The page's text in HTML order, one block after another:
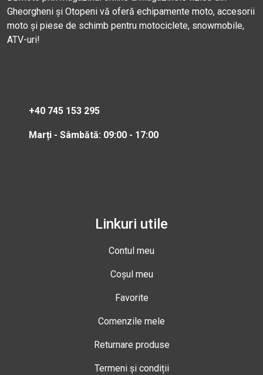
Gheorgheni și Otopeni vă oferă echipamente moto, accesorii
moto și piese de schimb pentru motociclete, snowmobile,
ATV-uri!
+40 745 153 295
Marți - Sâmbătă: 09:00 - 17:00
Linkuri utile
Contul meu
Coșul meu
Favorite
Comenzile mele
Returnare produse
Termeni și condiții